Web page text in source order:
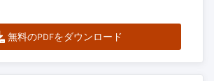
無料のPDFをダウンロード